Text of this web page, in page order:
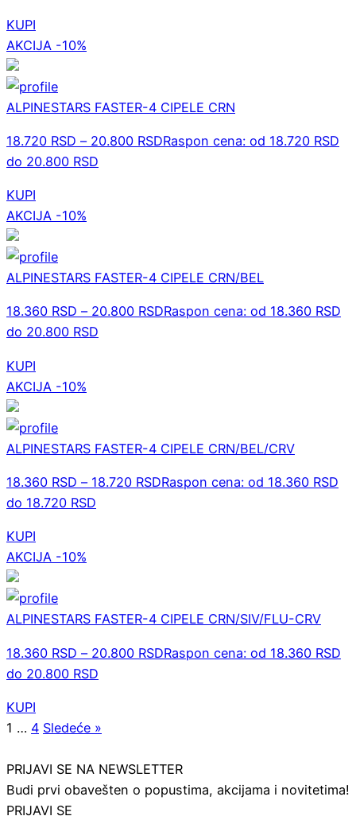
KUPI
AKCIJA -10%
ALPINESTARS FASTER-4 CIPELE CRN
18.720 RSD – 20.800 RSDRaspon cena: od 18.720 RSD
do 20.800 RSD
KUPI
AKCIJA -10%
ALPINESTARS FASTER-4 CIPELE CRN/BEL
18.360 RSD – 20.800 RSDRaspon cena: od 18.360 RSD
do 20.800 RSD
KUPI
AKCIJA -10%
ALPINESTARS FASTER-4 CIPELE CRN/BEL/CRV
18.360 RSD – 18.720 RSDRaspon cena: od 18.360 RSD
do 18.720 RSD
KUPI
AKCIJA -10%
ALPINESTARS FASTER-4 CIPELE CRN/SIV/FLU-CRV
18.360 RSD – 20.800 RSDRaspon cena: od 18.360 RSD
do 20.800 RSD
KUPI
1 … 4 Sledeće »
PRIJAVI SE NA NEWSLETTER
Budi prvi obavešten o popustima, akcijama i novitetima!
PRIJAVI SE